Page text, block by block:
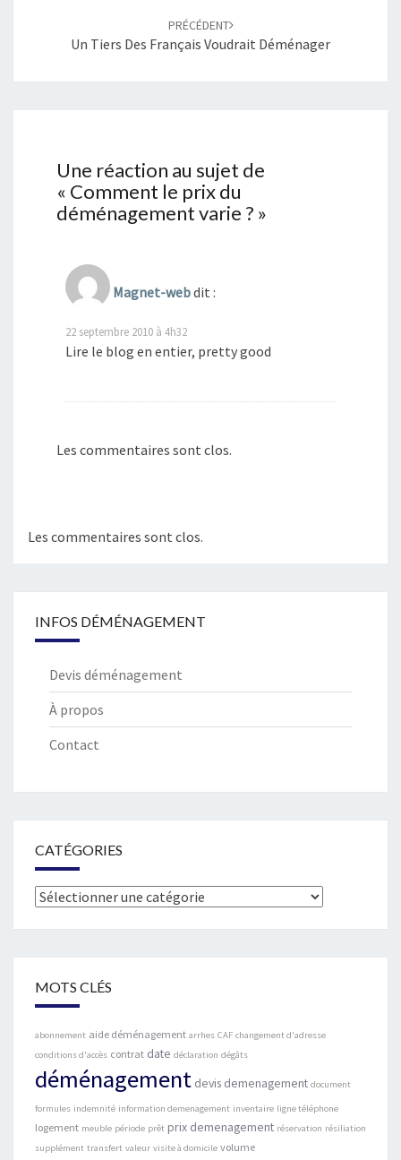
PRÉCÉDENT
Un Tiers Des Français Voudrait Déménager
Une réaction au sujet de
« Comment le prix du
déménagement varie ? »
Magnet-webdit :
22 septembre 2010 à 4h32
Lire le blog en entier, pretty good
Les commentaires sont clos.
Les commentaires sont clos.
INFOS DÉMÉNAGEMENT
Devis déménagement
À propos
Contact
CATÉGORIES
Catégories
MOTS CLÉS
abonnement aide déménagement arrhes CAF changement d'adresse
conditions d'accès contrat date déclaration dégâts
déménagement devis demenagement document
formules indemnité information demenagement inventaire ligne téléphone
logement meuble période prêt prix demenagement réservation résiliation
supplément transfert valeur visite à domicile volume